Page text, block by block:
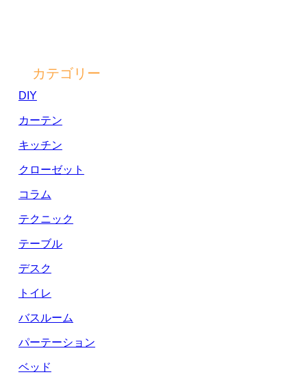
カテゴリー
DIY
カーテン
キッチン
クローゼット
コラム
テクニック
テーブル
デスク
トイレ
バスルーム
パーテーション
ベッド